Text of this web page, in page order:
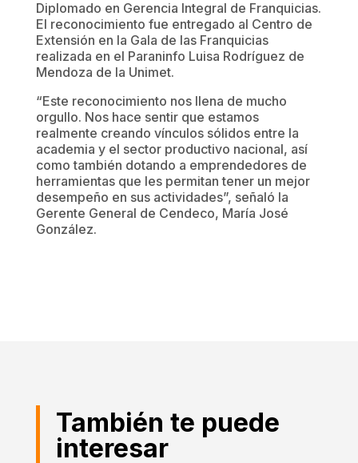
Diplomado en Gerencia Integral de Franquicias.
El reconocimiento fue entregado al Centro de
Extensión en la Gala de las Franquicias
realizada en el Paraninfo Luisa Rodríguez de
Mendoza de la Unimet.
“Este reconocimiento nos llena de mucho
orgullo. Nos hace sentir que estamos
realmente creando vínculos sólidos entre la
academia y el sector productivo nacional, así
como también dotando a emprendedores de
herramientas que les permitan tener un mejor
desempeño en sus actividades”, señaló la
Gerente General de Cendeco, María José
González.
También te puede
interesar